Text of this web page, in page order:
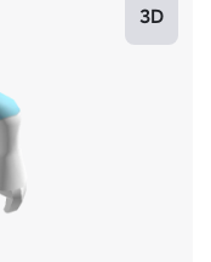
3D